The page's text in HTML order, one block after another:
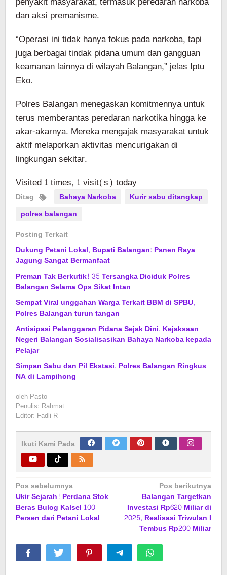
dan aksi premanisme.
“Operasi ini tidak hanya fokus pada narkoba, tapi
juga berbagai tindak pidana umum dan gangguan
keamanan lainnya di wilayah Balangan,” jelas Iptu
Eko.
Polres Balangan menegaskan komitmennya untuk
terus memberantas peredaran narkotika hingga ke
akar-akarnya. Mereka mengajak masyarakat untuk
aktif melaporkan aktivitas mencurigakan di
lingkungan sekitar.
Visited 1 times, 1 visit(s) today
Ditag Bahaya Narkoba
Kurir sabu ditangkap
polres balangan
Posting Terkait
Dukung Petani Lokal, Bupati Balangan: Panen Raya
Jagung Sangat Bermanfaat
Preman Tak Berkutik! 35 Tersangka Diciduk Polres
Balangan Selama Ops Sikat Intan
Sempat Viral unggahan Warga Terkait BBM di SPBU,
Polres Balangan turun tangan
Antisipasi Pelanggaran Pidana Sejak Dini, Kejaksaan
Negeri Balangan Sosialisasikan Bahaya Narkoba kepada
Pelajar
Simpan Sabu dan Pil Ekstasi, Polres Balangan Ringkus
NA di Lampihong
oleh Pasto
Penulis: Rahmat
Editor: Fadli R
Ikuti Kami Pada
Navigasi
pos
Pos sebelumnya
Ukir Sejarah! Perdana Stok
Beras Bulog Kalsel 100
Persen dari Petani Lokal
Pos berikutnya
Balangan Targetkan
Investasi Rp620 Miliar di
2025, Realisasi Triwulan I
Tembus Rp200 Miliar